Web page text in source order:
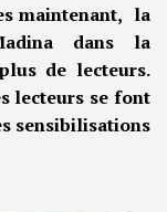
maintenant, la
dans la
de lecteurs.
lecteurs se font
sensibilisations